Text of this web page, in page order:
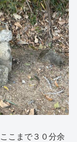
こまで３０分余